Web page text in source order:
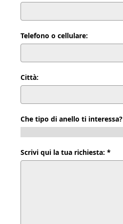
Telefono o cellulare:
Città:
Che tipo di anello ti interessa?
Scrivi qui la tua richiesta: *